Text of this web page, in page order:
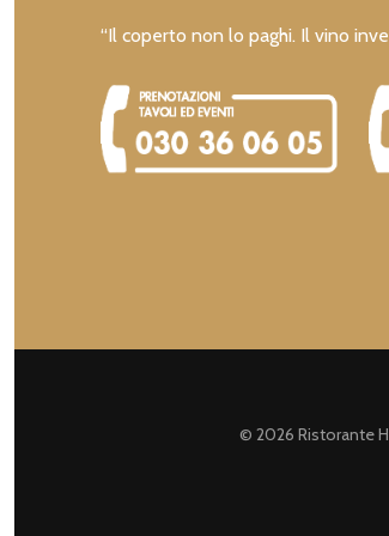
“Il coperto non lo paghi. Il vino
© 2026 Ristorante